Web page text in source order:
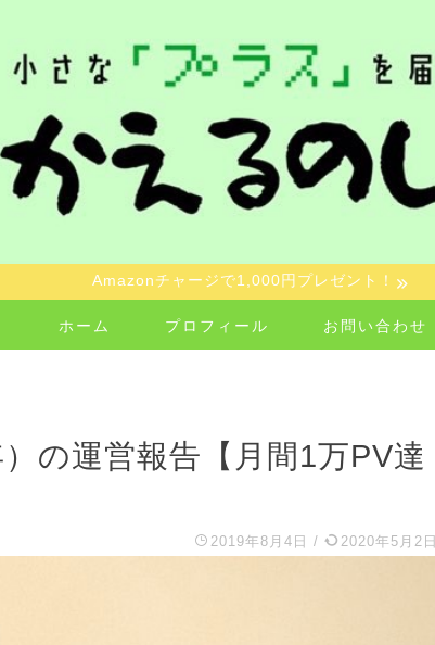
Amazonチャージで1,000円プレゼント！
ホーム プロフィール お問い合わせ
の運営報告【月間1万PV達
2019年8月4日 / 2020年5月2日